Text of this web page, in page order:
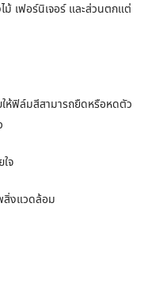
ม้ เฟอร์นิเจอร์ และส่วนตกแต่
ห้ฟิล์มสีสามารถยืดหรือหดตัว
จ
สิ่งแวดล้อม